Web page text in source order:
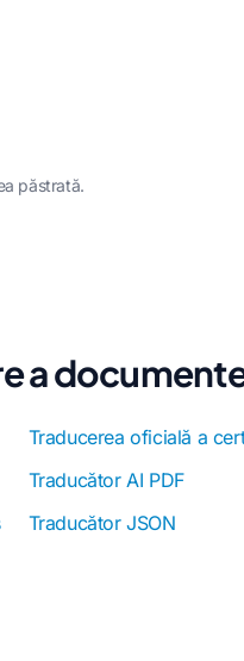
păstrată.
a
Traducerea oficială a
Traducător AI PDF
Traducător JSON